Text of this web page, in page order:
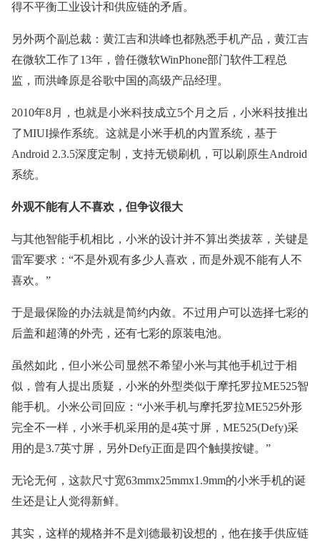
得不平衡工业设计和供应链的矛盾。
另外两个副总裁：黄江吉和洪峰也都熟悉手机产品，黄江吉
在微软工作了13年，曾任微软WinPhone部门软件工程总
监，而洪峰原是谷歌中国的高级产品经理。
2010年8月，也就是小米科技成立5个月之后，小米科技推出
了MIUI操作系统。这就是小米手机的内置系统，基于
Android 2.3.5深度定制，支持无锁刷机，可以刷原生Android
系统。
外观不能有人不喜欢，但争议很大
与其他智能手机相比，小米的设计并不算出类拔萃，关键是
雷军要求：“不是外观有多少人喜欢，而是外观不能有人不
喜欢。”
于是最保险的办法就是简约内敛。不过用户可以选择七彩的
后盖和超薄的外壳，还有七彩的原装电池。
虽然如此，但小米公司显然不希望小米与其他手机过于相
似，曾有人提出质疑，小米的外型类似于摩托罗拉ME525智
能手机。小米公司回应：“小米手机与摩托罗拉ME525外形
完全不一样，小米手机采用的是4英寸屏，ME525(Defy)采
用的是3.7英寸屏，另外Defy正面是四个触摸按键。”
无论无何，这款尺寸宽63mmx25mmx1.9mm的小米手机的诞
生还是让人觉得新鲜。
其实，这样的规格并不是刘德最初设想的，他在接手供应链